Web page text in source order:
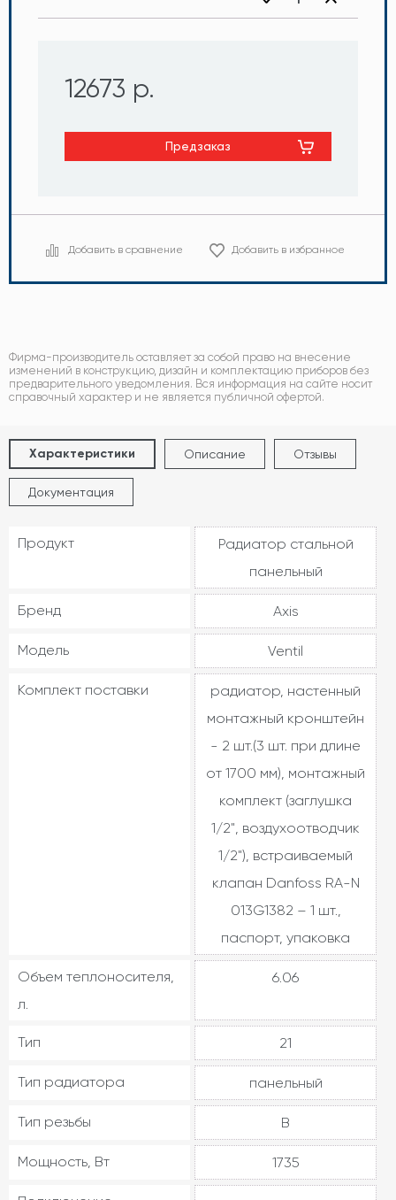
12673 р.
Предзаказ
Добавить в сравнение Добавить в избранное
Фирма-производитель оставляет за собой право на внесение
изменений в конструкцию, дизайн и комплектацию приборов без
предварительного уведомления. Вся информация на сайте носит
справочный характер и не является публичной офертой.
Характеристики Описание Отзывы
Документация
Продукт
Радиатор стальной
панельный
Бренд Axis
Модель Ventil
Комплект поставки
радиатор, настенный
монтажный кронштейн
- 2 шт.(3 шт. при длине
от 1700 мм), монтажный
комплект (заглушка
1/2", воздухоотводчик
1/2"), встраиваемый
клапан Danfoss RA-N
013G1382 – 1 шт.,
паспорт, упаковка
Объем теплоносителя,
л.
6.06
Тип 21
Тип радиатора панельный
Тип резьбы В
Мощность, Вт 1735